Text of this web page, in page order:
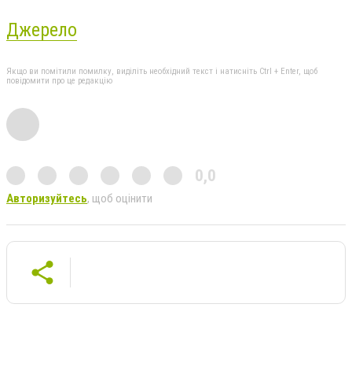
Джерело
Якщо ви помітили помилку, виділіть необхідний текст і натисніть Ctrl + Enter, щоб
повідомити про це редакцію
0,0
Авторизуйтесь, щоб оцінити